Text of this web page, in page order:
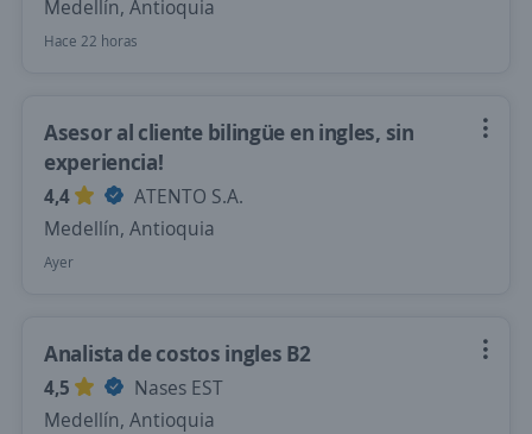
Medellín, Antioquia
Hace 22 horas
Asesor al cliente bilingüe en ingles, sin
experiencia!
4,4
ATENTO S.A.
Medellín, Antioquia
Ayer
Analista de costos ingles B2
4,5
Nases EST
Medellín, Antioquia